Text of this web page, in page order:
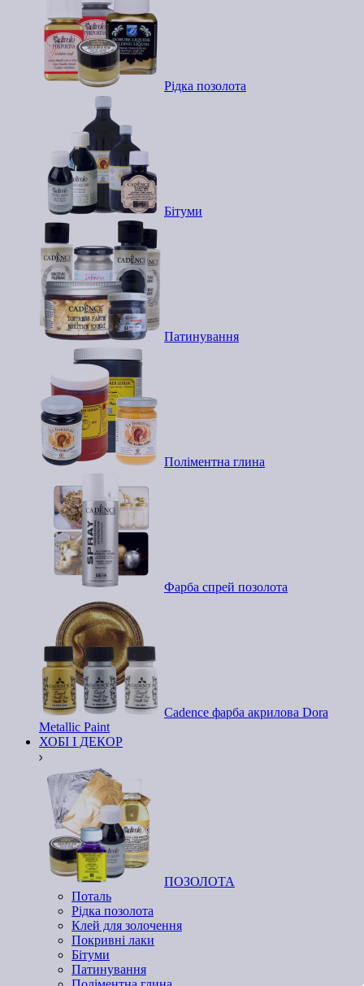
Рідка позолота
Бітуми
Патинування
Поліментна глина
Фарба спрей позолота
Cadence фарба акрилова Dora
Metallic Paint
ХОБІ І ДЕКОР
ПОЗОЛОТА
Поталь
Рідка позолота
Клей для золочення
Покривні лаки
Бітуми
Патинування